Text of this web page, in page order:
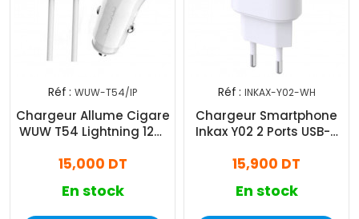
Réf : WUW-T54/IP
Chargeur Allume Cigare
WUW T54 Lightning 12W
15,000 DT
En stock
Réf : INKAX-Y02-WH
Chargeur Smartphone
Inkax Y02 2 Ports USB-A
15,900 DT
En stock